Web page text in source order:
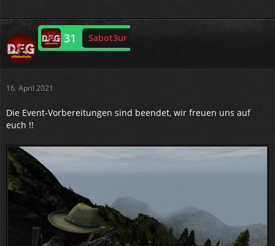
Online 31 Sabot3ur
16. April 2021
Die Event-Vorbereitungen sind beendet, wir freuen uns auf
euch !!